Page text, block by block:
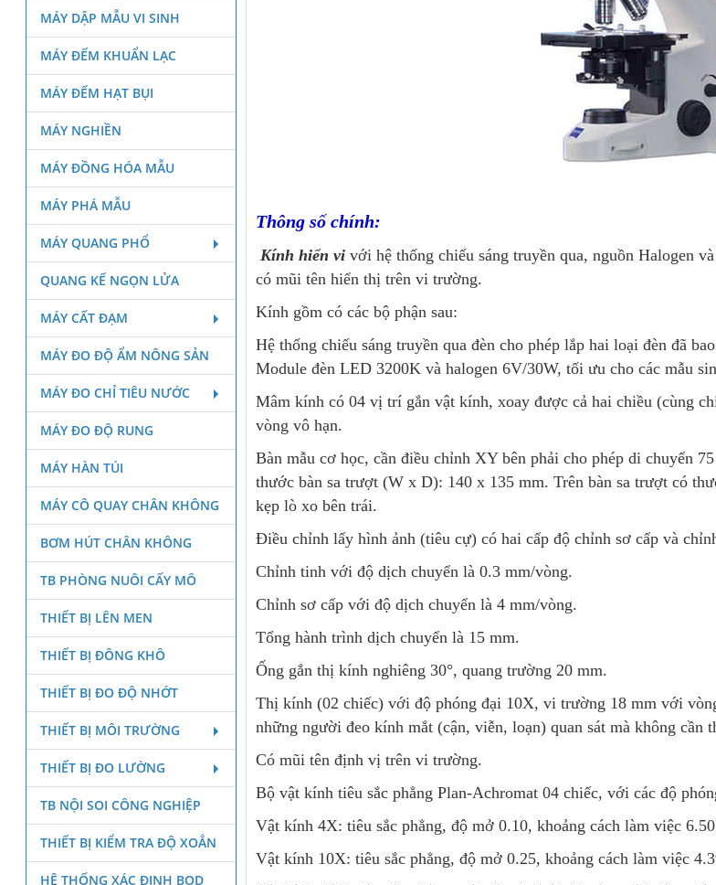
Thông số chính:
Kính hiển vi với hệ thống chiếu sáng truyền qua, nguồn Halogen
có mũi tên hiển thị trên vi trường.
Kính gồm có các bộ phận sau:
Hệ thống chiếu sáng truyền qua đèn cho phép lắp hai loại đèn đã
Module đèn LED 3200K và halogen 6V/30W, tối ưu cho các mẫu
Mâm kính có 04 vị trí gắn vật kính, xoay được cả hai chiều (cùng
vòng vô hạn.
Bàn mẫu cơ học, cần điều chỉnh XY bên phải cho phép di chuyển
thước bàn sa trượt (W x D): 140 x 135 mm. Trên bàn sa trượt có
kẹp lò xo bên trái.
Điều chỉnh lấy hình ảnh (tiêu cự) có hai cấp độ chỉnh sơ cấp và
Chỉnh tinh với độ dịch chuyển là 0.3 mm/vòng.
Chỉnh sơ cấp với độ dịch chuyển là 4 mm/vòng.
Tổng hành trình dịch chuyển là 15 mm.
Ống gắn thị kính nghiêng 30°, quang trường 20 mm.
Thị kính (02 chiếc) với độ phóng đại 10X, vi trường 18 mm với
những người đeo kính mắt (cận, viễn, loạn) quan sát mà không cần
Có mũi tên định vị trên vi trường.
Bộ vật kính tiêu sắc phẳng Plan-Achromat 04 chiếc, với các độ
Vật kính 4X: tiêu sắc phẳng, độ mở 0.10, khoảng cách làm việc
Vật kính 10X: tiêu sắc phẳng, độ mở 0.25, khoảng cách làm việc
MÁY DẬP MẪU VI SINH
MÁY ĐẾM KHUẨN LẠC
MÁY ĐẾM HẠT BỤI
MÁY NGHIỀN
MÁY ĐỒNG HÓA MẪU
MÁY PHÁ MẪU
MÁY QUANG PHỔ
QUANG KẾ NGỌN LỬA
MÁY CẤT ĐẠM
MÁY ĐO ĐỘ ẨM NÔNG SẢN
MÁY ĐO CHỈ TIÊU NƯỚC
MÁY ĐO ĐỘ RUNG
MÁY HÀN TÚI
MÁY CÔ QUAY CHÂN KHÔNG
BƠM HÚT CHÂN KHÔNG
TB PHÒNG NUÔI CẤY MÔ
THIẾT BỊ LÊN MEN
THIẾT BỊ ĐÔNG KHÔ
THIẾT BỊ ĐO ĐỘ NHỚT
THIẾT BỊ MÔI TRƯỜNG
THIẾT BỊ ĐO LƯỜNG
TB NỘI SOI CÔNG NGHIỆP
THIẾT BỊ KIỂM TRA ĐỘ XOẮN
HỆ THỐNG XÁC ĐỊNH BOD